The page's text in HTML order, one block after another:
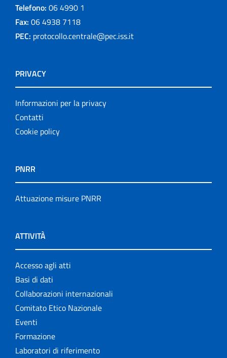
Telefono: 06 4990 1
Fax: 06 4938 7118
PEC: protocollo.centrale@pec.iss.it
PRIVACY
Informazioni per la privacy
Contatti
Cookie policy
PNRR
Attuazione misure PNRR
ATTIVITÀ
Accesso agli atti
Basi di dati
Collaborazioni internazionali
Comitato Etico Nazionale
Eventi
Formazione
Laboratori di riferimento